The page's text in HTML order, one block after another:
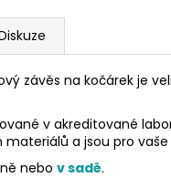
závěs na kočárek je
v akreditované
a jsou pro
nebo v sadě.